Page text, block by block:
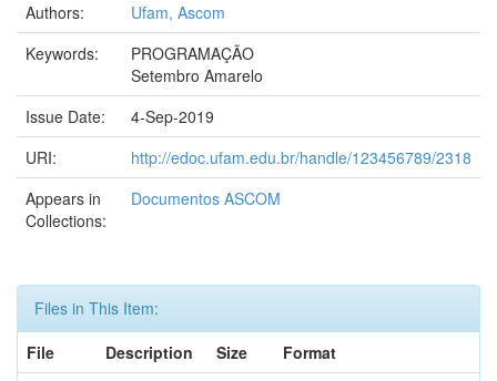
Authors:
Ufam, Ascom
Keywords:
PROGRAMAÇÃO
Setembro Amarelo
Issue Date:
4-Sep-2019
URI:
http://edoc.ufam.edu.br/handle/123456789/2318
Appears in
Collections:
Documentos ASCOM
Files in This Item:
File
Description Size
Format